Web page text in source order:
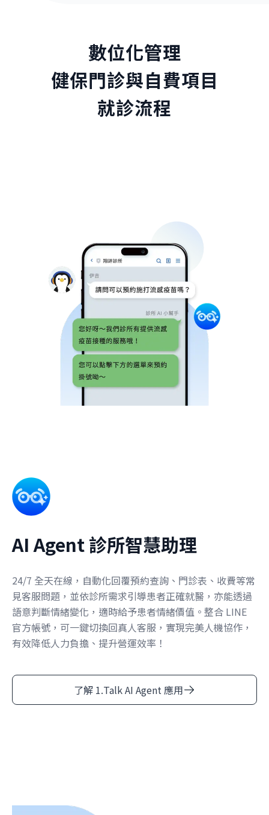
數位化管理
健保門診與自費項目
就診流程
AI Agent 診所智慧助理
24/7 全天在線，自動化回覆預約查詢、門診表、收費等常
見客服問題，並依診所需求引導患者正確就醫，亦能透過
語意判斷情緒變化，適時給予患者情緒價值。整合 LINE
官方帳號，可一鍵切換回真人客服，實現完美人機協作，
有效降低人力負擔、提升營運效率！
了解 1.Talk AI Agent 應用